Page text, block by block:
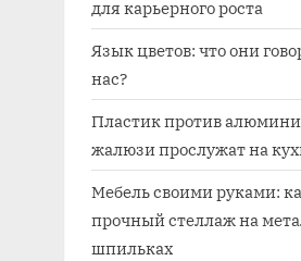
для карьерного роста
Язык цветов: что они
нас?
Пластик против
жалюзи прослужат на
Мебель своими руками:
прочный стеллаж на
шпильках